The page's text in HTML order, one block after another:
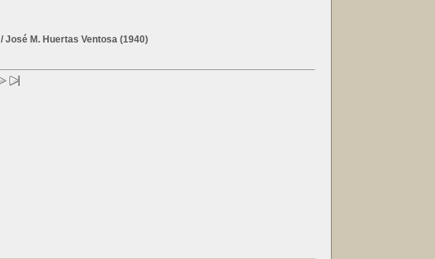
/ José M. Huertas Ventosa (1940)